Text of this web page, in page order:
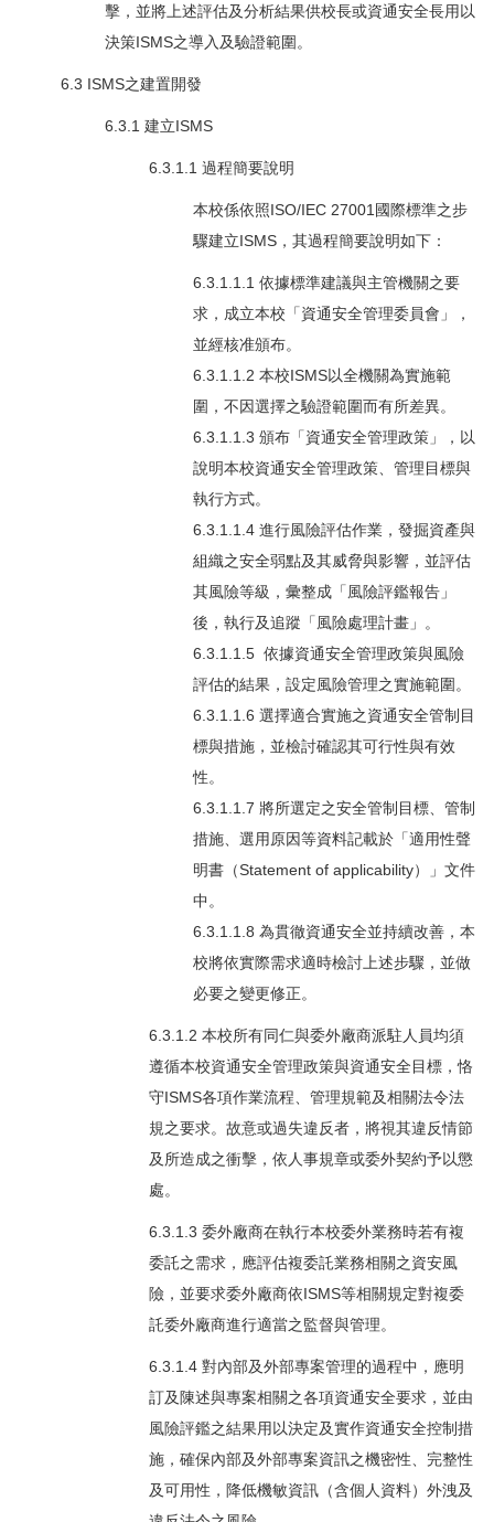
擊，並將上述評估及分析結果供校長或資通安全長用以
決策ISMS之導入及驗證範圍。
6.3 ISMS之建置開發
6.3.1 建立ISMS
6.3.1.1 過程簡要說明
本校係依照ISO/IEC 27001國際標準之步
驟建立ISMS，其過程簡要說明如下：
6.3.1.1.1 依據標準建議與主管機關之要
求，成立本校「資通安全管理委員會」，
並經核准頒布。
6.3.1.1.2 本校ISMS以全機關為實施範
圍，不因選擇之驗證範圍而有所差異。
6.3.1.1.3 頒布「資通安全管理政策」，以
說明本校資通安全管理政策、管理目標與
執行方式。
6.3.1.1.4 進行風險評估作業，發掘資產與
組織之安全弱點及其威脅與影響，並評估
其風險等級，彙整成「風險評鑑報告」
後，執行及追蹤「風險處理計畫」。
6.3.1.1.5 依據資通安全管理政策與風險
評估的結果，設定風險管理之實施範圍。
6.3.1.1.6 選擇適合實施之資通安全管制目
標與措施，並檢討確認其可行性與有效
性。
6.3.1.1.7 將所選定之安全管制目標、管制
措施、選用原因等資料記載於「適用性聲
明書（Statement of applicability）」文件
中。
6.3.1.1.8 為貫徹資通安全並持續改善，本
校將依實際需求適時檢討上述步驟，並做
必要之變更修正。
6.3.1.2 本校所有同仁與委外廠商派駐人員均須
遵循本校資通安全管理政策與資通安全目標，恪
守ISMS各項作業流程、管理規範及相關法令法
規之要求。故意或過失違反者，將視其違反情節
及所造成之衝擊，依人事規章或委外契約予以懲
處。
6.3.1.3 委外廠商在執行本校委外業務時若有複
委託之需求，應評估複委託業務相關之資安風
險，並要求委外廠商依ISMS等相關規定對複委
託委外廠商進行適當之監督與管理。
6.3.1.4 對內部及外部專案管理的過程中，應明
訂及陳述與專案相關之各項資通安全要求，並由
風險評鑑之結果用以決定及實作資通安全控制措
施，確保內部及外部專案資訊之機密性、完整性
及可用性，降低機敏資訊（含個人資料）外洩及